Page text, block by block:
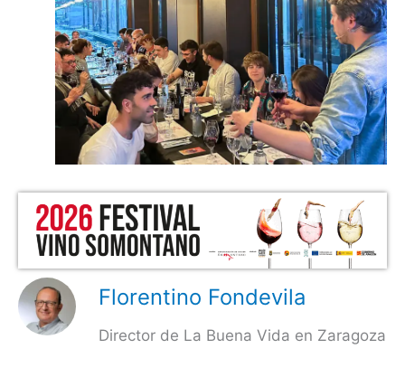
Florentino Fondevila
Director de La Buena Vida en Zaragoza